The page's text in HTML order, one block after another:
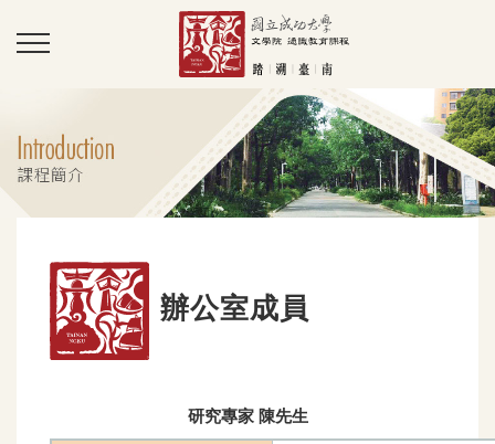
辦公室成員
研究專家 陳先生